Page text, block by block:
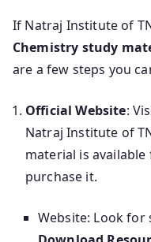
If Natraj Institute of
Chemistry study
are a few steps you
Official Website:
Natraj Institute of
material is
purchase it.
Website: Look